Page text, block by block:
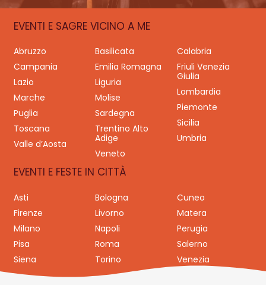
EVENTI E SAGRE VICINO A ME
Abruzzo Basilicata
Calabria
Campania
Emilia Romagna
Friuli Venezia
Giulia
Lazio
Liguria
Lombardia
Marche
Molise
Piemonte
Puglia
Sardegna
Sicilia
Toscana
Trentino Alto
Adige
Umbria
Valle d’Aosta
Veneto
EVENTI E FESTE IN CITTÀ
Asti Bologna
Cuneo
Firenze
Livorno
Matera
Milano
Napoli
Perugia
Pisa
Roma
Salerno
Siena
Torino Venezia